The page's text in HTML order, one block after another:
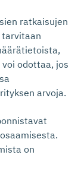
ratkaisujen
tarvitaan
odottaa, jos
arvoja.
on